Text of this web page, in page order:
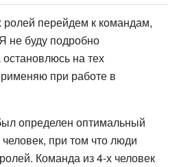
перейдем к командам,
не буду подробно
остановлюсь на тех
при работе в
определен оптимальный
при том что люди
Команда из 4-х человек